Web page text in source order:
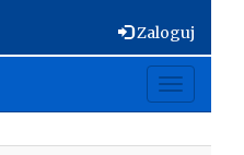
Zaloguj
Toggle